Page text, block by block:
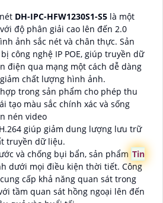
DH-IPC-HFW1230S1-S5 là một
độ phân giải cao lên đến 2.0
ảnh sắc nét và chân thực. Sản
công nghệ IP POE, giúp truyền dữ
điện qua mạng một cách dễ dàng
chất lượng hình ảnh.
trong sản phẩm cho phép thu
tạo màu sắc chính xác và sống
nén video
giúp giảm dung lượng lưu trữ
truyền dữ liệu.
và chống bụi bẩn, sản phẩm Tin
dưới mọi điều kiện thời tiết. Công
cấp khả năng quan sát trong
tầm quan sát hồng ngoại lên đến